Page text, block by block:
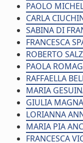
PAOLO
CARLA
SABINA DI
FRANCESCA
ROBERTO
PAOLA
RAFFAELLA
MARIA
GIULIA
LORIANNA
MARIA PIA
FRANCESCA